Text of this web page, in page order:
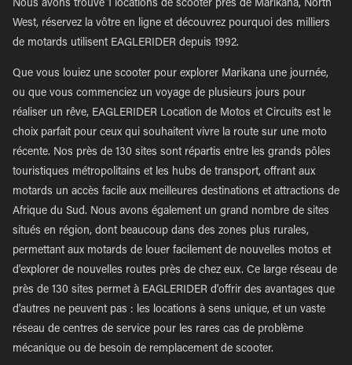
Nous avons trouvé 1 locations de scooter près de Marikana, North
West, réservez la vôtre en ligne et découvrez pourquoi des milliers
de motards utilisent EAGLERIDER depuis 1992.
Que vous louiez une scooter pour explorer Marikana une journée,
ou que vous commenciez un voyage de plusieurs jours pour
réaliser un rêve, EAGLERIDER Location de Motos et Circuits est le
choix parfait pour ceux qui souhaitent vivre la route sur une moto
récente. Nos près de 130 sites sont répartis entre les grands pôles
touristiques métropolitains et les hubs de transport, offrant aux
motards un accès facile aux meilleures destinations et attractions de
Afrique du Sud. Nous avons également un grand nombre de sites
situés en région, dont beaucoup dans des zones plus rurales,
permettant aux motards de louer facilement de nouvelles motos et
d'explorer de nouvelles routes près de chez eux. Ce large réseau de
près de 130 sites permet à EAGLERIDER d'offrir des avantages que
d'autres ne peuvent pas : les locations à sens unique, et un vaste
réseau de centres de service pour les rares cas de problème
mécanique ou de besoin de remplacement de scooter.